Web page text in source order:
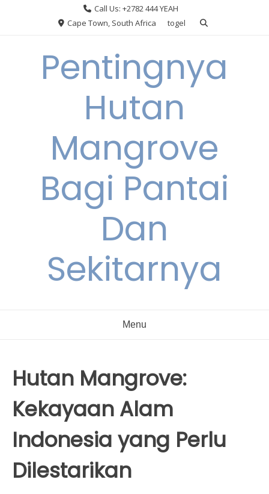
Call Us: +2782 444 YEAH
Cape Town, South Africa
togel
Pentingnya
Hutan
Mangrove
Bagi Pantai
Dan
Sekitarnya
Menu
Hutan Mangrove:
Kekayaan Alam
Indonesia yang Perlu
Dilestarikan